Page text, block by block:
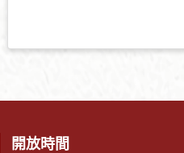
開放時間